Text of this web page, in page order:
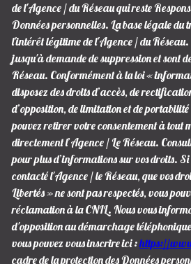
de l'Agence / du Réseau qui reste
Données personnelles. La base légale du
l'intérêt légitime de l'Agence / du Réseau.
jusqu'à demande de suppression et sont
Réseau. Conformément à la loi «
disposez des droits d’accès, de
d’opposition, de limitation et de portabilité
pouvez retirer votre consentement à tout
directement l’Agence / Le Réseau.
pour plus d’informations sur vos droits.
contacté l'Agence / le Réseau, que vos
Libertés » ne sont pas respectés, vous
réclamation à la CNIL. Nous vous
d'opposition au démarchage
vous pouvez vous inscrire ici :https://
cadre de la protection des Données